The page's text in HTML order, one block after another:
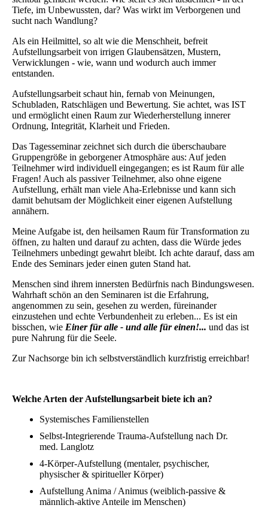
Tiefe, im Unbewussten, dar? Was wirkt im Verborgenen und
sucht nach Wandlung?
Als ein Heilmittel, so alt wie die Menschheit, befreit
Aufstellungsarbeit von irrigen Glaubensätzen, Mustern,
Verwicklungen - wie, wann und wodurch auch immer
entstanden.
Aufstellungsarbeit schaut hin, fernab von Meinungen,
Schubladen, Ratschlägen und Bewertung. Sie achtet, was IST
und ermöglicht einen Raum zur Wiederherstellung innerer
Ordnung, Integrität, Klarheit und Frieden.
Das Tagesseminar zeichnet sich durch die überschaubare
Gruppengröße in geborgener Atmosphäre aus: Auf jeden
Teilnehmer wird individuell eingegangen; es ist Raum für alle
Fragen! Auch als passiver Teilnehmer, also ohne eigene
Aufstellung, erhält man viele Aha-Erlebnisse und kann sich
damit behutsam der Möglichkeit einer eigenen Aufstellung
annähern.
Meine Aufgabe ist, den heilsamen Raum für Transformation zu
öffnen, zu halten und darauf zu achten, dass die Würde jedes
Teilnehmers unbedingt gewahrt bleibt. Ich achte darauf, dass am
Ende des Seminars jeder einen guten Stand hat.
Menschen sind ihrem innersten Bedürfnis nach Bindungswesen.
Wahrhaft schön an den Seminaren ist die Erfahrung,
angenommen zu sein, gesehen zu werden, füreinander
einzustehen und echte Verbundenheit zu erleben... Es ist ein
bisschen, wie Einer für alle - und alle für einen!... und das ist
pure Nahrung für die Seele.
Zur Nachsorge bin ich selbstverständlich kurzfristig erreichbar!
Welche Arten der Aufstellungsarbeit biete ich an?
Systemisches Familienstellen
Selbst-Integrierende Trauma-Aufstellung nach Dr.
med. Langlotz
4-Körper-Aufstellung (mentaler, psychischer,
physischer & spiritueller Körper)
Aufstellung Anima / Animus (weiblich-passive &
männlich-aktive Anteile im Menschen)